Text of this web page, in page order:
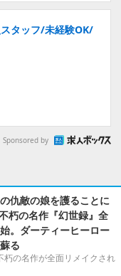
スタッフ/未経験OK/
Sponsored by
仇敵の娘を護ることに
朽の名作『幻世録』全
。ダーティーヒーロー
る
朽の名作が全面リメイクされ